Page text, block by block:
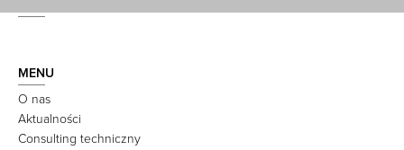
MENU
O nas
Aktualności
Consulting techniczny